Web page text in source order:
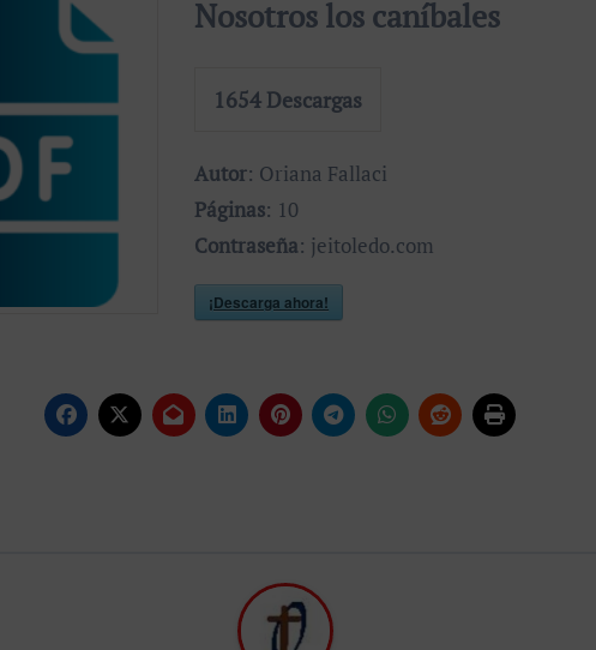
Nosotros los caníbales
1654 Descargas
Autor: Oriana Fallaci
Páginas: 10
Contraseña: jeitoledo.com
¡Descarga ahora!